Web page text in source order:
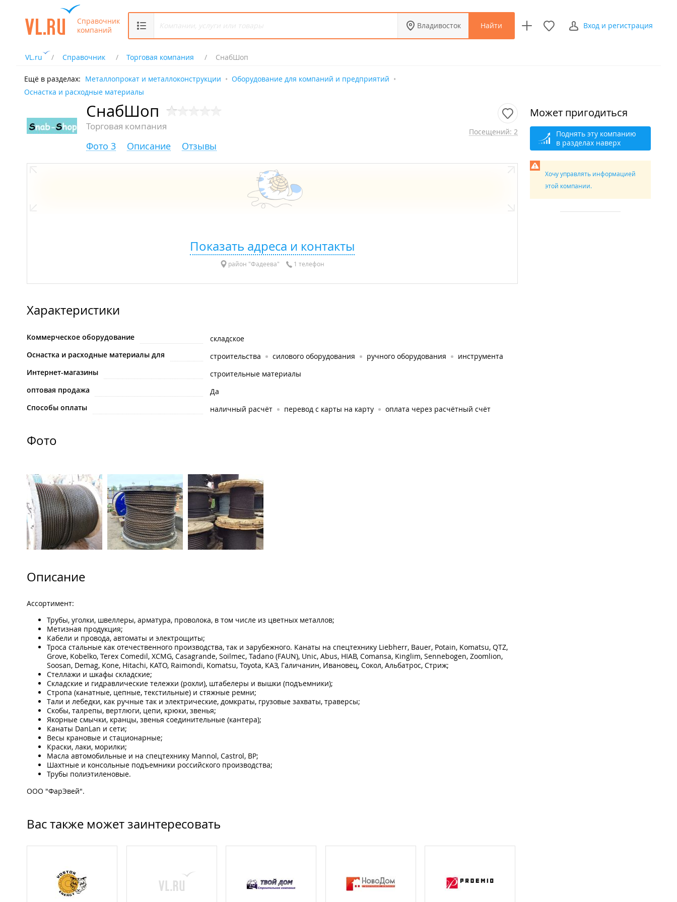
Справочник
компаний
Владивосток Найти Вход и регистрация
VL.ru Справочник Торговая компания СнабШоп
Ещё в разделах: Металлопрокат и металлоконструкции
Оборудование для компаний и предприятий
Оснастка и расходные материалы
СнабШоп
Торговая компания Посещений: 2
Фото 3 Описание Отзывы
Показать адреса и контакты
район "Фадеева" 1 телефон
Характеристики
Коммерческое оборудование
складское
Оснастка и расходные материалы для
строительства силового оборудования ручного оборудования
инструмента
Интернет-магазины
строительные материалы
оптовая продажа
Да
Способы оплаты
наличный расчёт перевод с карты на карту оплата через расчётный счёт
Фото
Описание
Ассортимент:
Трубы, уголки, швеллеры, арматура, проволока, в том числе из цветных металлов;
Метизная продукция;
Кабели и провода, автоматы и электрощиты;
Троса стальные как отечественного производства, так и зарубежного. Канаты на спецтехнику Liebherr, Bauer, Potain, Komatsu, QTZ,
Grove, Kobelko, Terex Comedil, XCMG, Casagrande, Soilmec, Tadano (FAUN), Unic, Abus, HIAB, Comansa, Kinglim, Sennebogen, Zoomlion,
Soosan, Demag, Kone, Hitachi, KATO, Raimondi, Komatsu, Toyota, КАЗ, Галичанин, Ивановец, Сокол, Альбатрос, Стриж;
Стеллажи и шкафы складские;
Складские и гидравлические тележки (рохли), штабелеры и вышки (подъемники);
Стропа (канатные, цепные, текстильные) и стяжные ремни;
Тали и лебедки, как ручные так и электрические, домкраты, грузовые захваты, траверсы;
Скобы, талрепы, вертлюги, цепи, крюки, звенья;
Якорные смычки, кранцы, звенья соединительные (кантера);
Канаты DanLan и сети;
Весы крановые и стационарные;
Краски, лаки, морилки;
Масла автомобильные и на спецтехнику Mannol, Castrol, BP;
Шахтные и консольные подъемники российского производства;
Трубы полиэтиленовые.
ООО "ФарЭвей".
Вас также может заинтересовать
Может пригодиться
Поднять эту компанию
в разделах наверх
Хочу управлять информацией
этой компании.